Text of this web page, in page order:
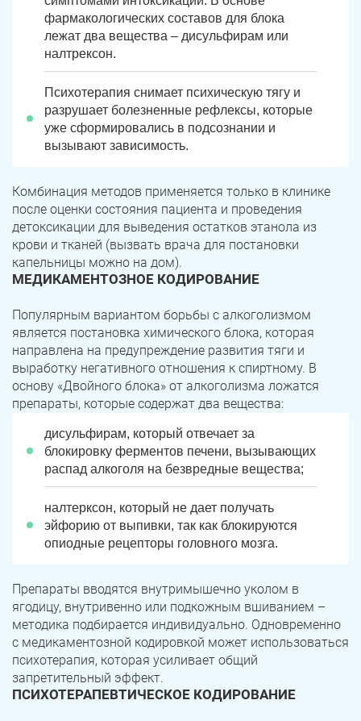
фармакологических составов для блока
лежат два вещества – дисульфирам или
налтрексон.
Психотерапия снимает психическую тягу и
разрушает болезненные рефлексы, которые
уже сформировались в подсознании и
вызывают зависимость.
Комбинация методов применяется только в клинике
после оценки состояния пациента и проведения
детоксикации для выведения остатков этанола из
крови и тканей (вызвать врача для постановки
капельницы можно на дом).
МЕДИКАМЕНТОЗНОЕ КОДИРОВАНИЕ
Популярным вариантом борьбы с алкоголизмом
является постановка химического блока, которая
направлена на предупреждение развития тяги и
выработку негативного отношения к спиртному. В
основу «Двойного блока» от алкоголизма ложатся
препараты, которые содержат два вещества:
дисульфирам, который отвечает за
блокировку ферментов печени, вызывающих
распад алкоголя на безвредные вещества;
налтерксон, который не дает получать
эйфорию от выпивки, так как блокируются
опиодные рецепторы головного мозга.
Препараты вводятся внутримышечно уколом в
ягодицу, внутривенно или подкожным вшиванием –
методика подбирается индивидуально. Одновременно
с медикаментозной кодировкой может использоваться
психотерапия, которая усиливает общий
запретительный эффект.
ПСИХОТЕРАПЕВТИЧЕСКОЕ КОДИРОВАНИЕ